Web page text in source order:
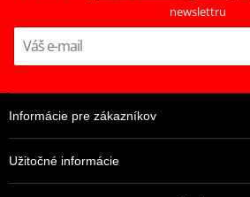
newslettru
Informácie pre zákazníkov
Užitočné informácie